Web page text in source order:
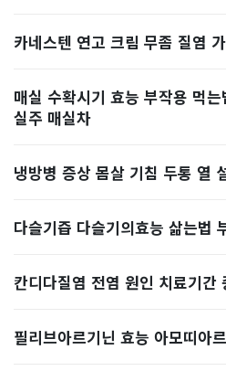
카네스텐 연고 크림 무좀 질염
매실 수확시기 효능 부작용 먹
실주 매실차
냉방병 증상 몸살 기침 두통 열
다슬기즙 다슬기의효능 삶는법
칸디다질염 전염 원인 치료기간
필리브아르기닌 효능 아모띠아